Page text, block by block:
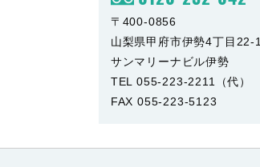
〒400-0856
山梨県甲府市伊勢4丁目22-1
サンマリーナビル伊勢
TEL 055-223-2211（代）
FAX 055-223-5123